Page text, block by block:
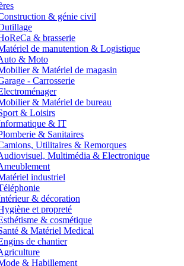
& génie civil
& brasserie
de manutention & Logistique
& Moto
& Matériel de magasin
- Carrosserie
& Matériel de bureau
& Loisirs
& IT
& Sanitaires
Utilitaires & Remorques
Multimédia & Electronique
industriel
& décoration
et propreté
& cosmétique
& Matériel Medical
de chantier
& Habillement